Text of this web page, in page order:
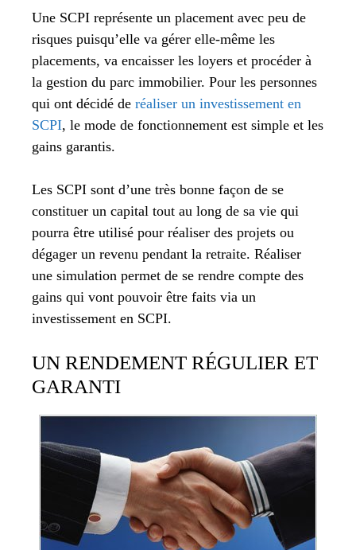
Une SCPI représente un placement avec peu de
risques puisqu’elle va gérer elle-même les
placements, va encaisser les loyers et procéder à
la gestion du parc immobilier. Pour les personnes
qui ont décidé de réaliser un investissement en
SCPI, le mode de fonctionnement est simple et les
gains garantis.
Les SCPI sont d’une très bonne façon de se
constituer un capital tout au long de sa vie qui
pourra être utilisé pour réaliser des projets ou
dégager un revenu pendant la retraite. Réaliser
une simulation permet de se rendre compte des
gains qui vont pouvoir être faits via un
investissement en SCPI.
UN RENDEMENT RÉGULIER ET
GARANTI